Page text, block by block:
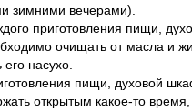
зимними вечерами).
приготовления пищи,
очищать от масла и
его насухо.
пищи, духовой
открытым какое-то время,